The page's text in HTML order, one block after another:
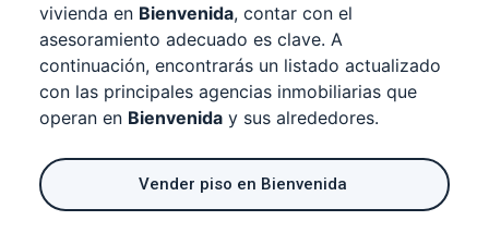
vivienda en Bienvenida, contar con el
asesoramiento adecuado es clave. A
continuación, encontrarás un listado actualizado
con las principales agencias inmobiliarias que
operan en Bienvenida y sus alrededores.
Vender piso en Bienvenida